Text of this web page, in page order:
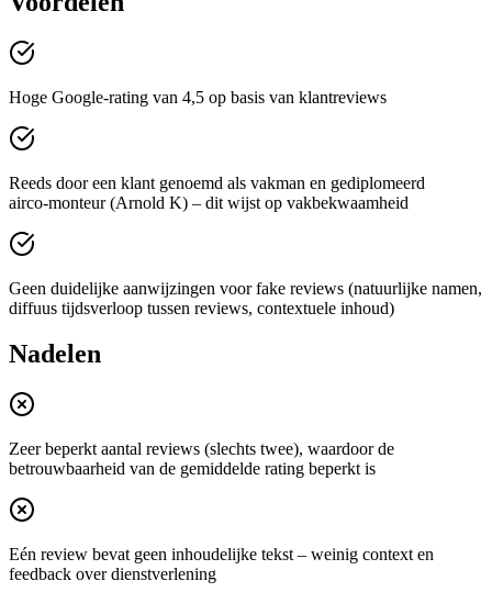
Hoge Google-rating van 4,5 op basis van klantreviews
Reeds door een klant genoemd als vakman en gediplomeerd
airco‑monteur (Arnold K) – dit wijst op vakbekwaamheid
Geen duidelijke aanwijzingen voor fake reviews (natuurlijke namen,
diffuus tijdsverloop tussen reviews, contextuele inhoud)
Nadelen
Zeer beperkt aantal reviews (slechts twee), waardoor de
betrouwbaarheid van de gemiddelde rating beperkt is
Eén review bevat geen inhoudelijke tekst – weinig context en
feedback over dienstverlening